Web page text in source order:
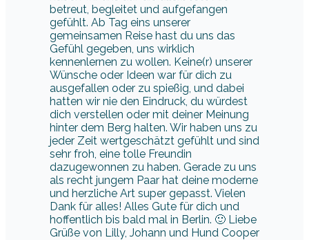
betreut, begleitet und aufgefangen
gefühlt. Ab Tag eins unserer
gemeinsamen Reise hast du uns das
Gefühl gegeben, uns wirklich
kennenlernen zu wollen. Keine(r) unserer
Wünsche oder Ideen war für dich zu
ausgefallen oder zu spießig, und dabei
hatten wir nie den Eindruck, du würdest
dich verstellen oder mit deiner Meinung
hinter dem Berg halten. Wir haben uns zu
jeder Zeit wertgeschätzt gefühlt und sind
sehr froh, eine tolle Freundin
dazugewonnen zu haben. Gerade zu uns
als recht jungem Paar hat deine moderne
und herzliche Art super gepasst. Vielen
Dank für alles! Alles Gute für dich und
hoffentlich bis bald mal in Berlin. 🙂 Liebe
Grüße von Lilly, Johann und Hund Cooper